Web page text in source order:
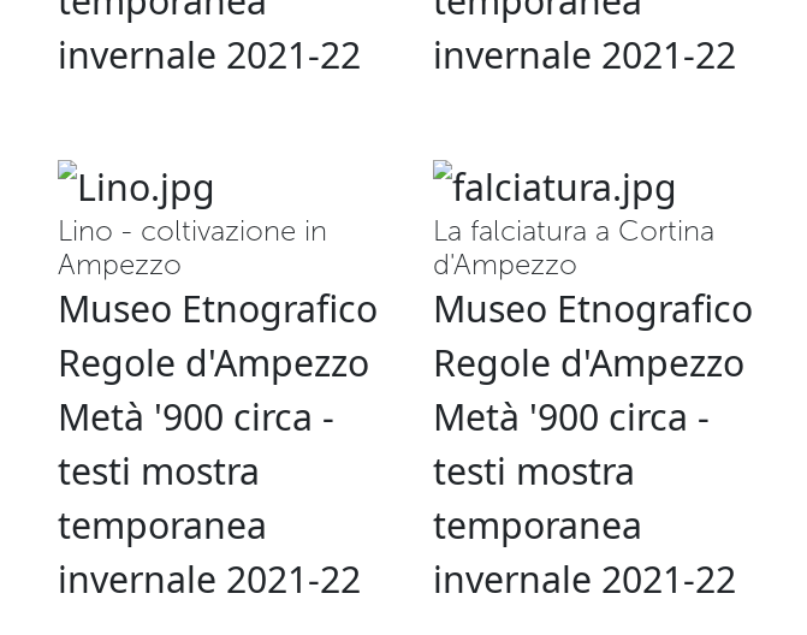
invernale 2021-22
invernale 2021-22
Lino - coltivazione in
Ampezzo
Museo Etnografico
Regole d'Ampezzo
Metà '900 circa -
testi mostra
temporanea
invernale 2021-22
La falciatura a Cortina
d'Ampezzo
Museo Etnografico
Regole d'Ampezzo
Metà '900 circa -
testi mostra
temporanea
invernale 2021-22